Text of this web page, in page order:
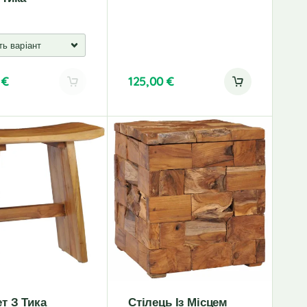
€ 125,00€
З Тика
Стілець Із Місцем